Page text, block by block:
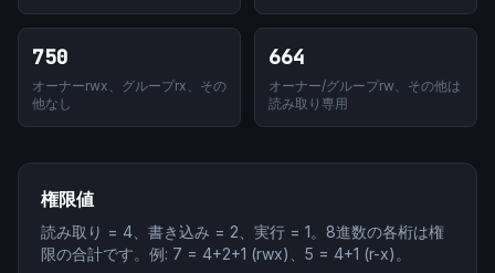
750
オーナーrwx、グループrx、その
他なし
664
オーナー/グループrw、その他は
読み取り専用
権限値
読み取り = 4、書き込み = 2、実行 = 1。8進数の各桁は権
限の合計です。例: 7 = 4+2+1 (rwx)、5 = 4+1 (r-x)。